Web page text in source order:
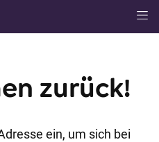
zurück!
ein, um sich bei